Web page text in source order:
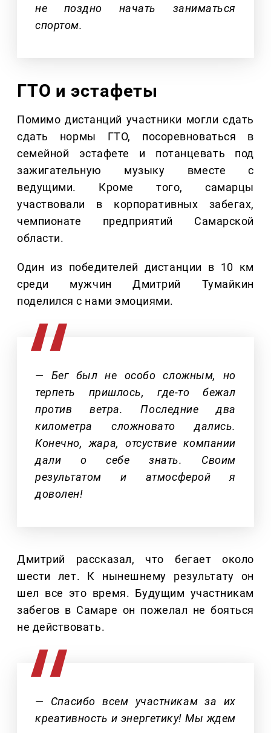
не поздно начать заниматься
спортом.
ГТО и эстафеты
Помимо дистанций участники могли сдать
сдать нормы ГТО, посоревноваться в
семейной эстафете и потанцевать под
зажигательную музыку вместе с
ведущими. Кроме того, самарцы
участвовали в корпоративных забегах,
чемпионате предприятий Самарской
области.
Один из победителей дистанции в 10 км
среди мужчин Дмитрий Тумайкин
поделился с нами эмоциями.
— Бег был не особо сложным, но
терпеть пришлось, где-то бежал
против ветра. Последние два
километра сложновато дались.
Конечно, жара, отсуствие компании
дали о себе знать. Своим
результатом и атмосферой я
доволен!
Дмитрий рассказал, что бегает около
шести лет. К нынешнему результату он
шел все это время. Будущим участникам
забегов в Самаре он пожелал не бояться
не действовать.
— Спасибо всем участникам за их
креативность и энергетику! Мы ждем